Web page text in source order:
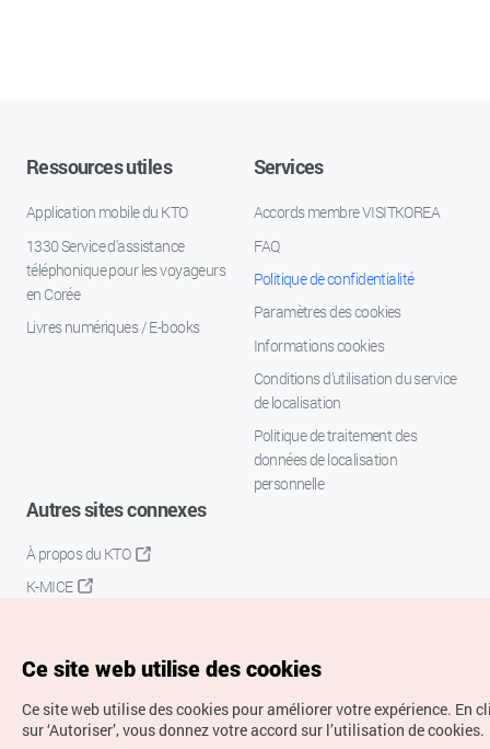
Ressources utiles
Application mobile du KTO
1330 Service d'assistance
téléphonique pour les voyageurs
en Corée
Livres numériques / E-books
Services
Accords membre VISITKOREA
FAQ
Politique de confidentialité
Paramètres des cookies
Informations cookies
Conditions d’utilisation du service
de localisation
Politique de traitement des
données de localisation
personnelle
Autres sites connexes
À propos du KTO
K-MICE
Ce site web utilise des cookies
Ce site web utilise des cookies pour améliorer votre expérience. En
sur ‘Autoriser’, vous donnez votre accord sur l’utilisation de cookies.